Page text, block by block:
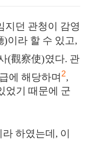
지던 관청이 감영
이라 할 수 있고,
(觀察使)였다. 관
에 해당하며 2,
었기 때문에 군
하였는데, 이